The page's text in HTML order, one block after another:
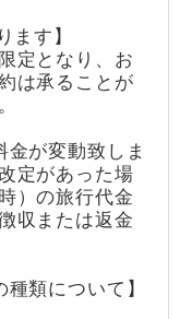
ます】
定となり、お
は承ることが
が変動致しま
定があった場
）の旅行代金
収または返金
類について】